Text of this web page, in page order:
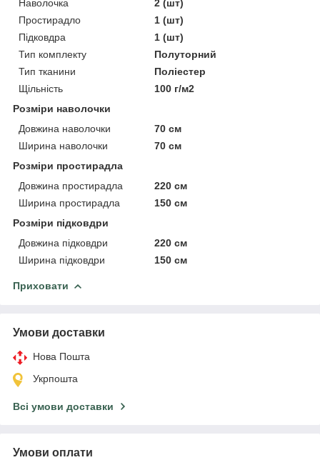
Наволочка
2 (шт)
Простирадло
1 (шт)
Підковдра
1 (шт)
Тип комплекту
Полуторний
Тип тканини
Поліестер
Щільність
100 г/м2
Розміри наволочки
Довжина наволочки
70 см
Ширина наволочки
70 см
Розміри простирадла
Довжина простирадла
220 см
Ширина простирадла
150 см
Розміри підковдри
Довжина підковдри
220 см
Ширина підковдри
150 см
Приховати
Умови доставки
Нова Пошта
Укрпошта
Всі умови доставки
Умови оплати